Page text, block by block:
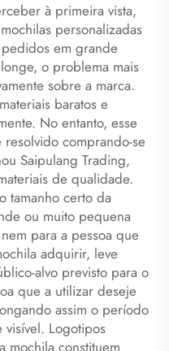
à primeira vista,
personalizadas
em grande
o problema mais
sobre a marca.
baratos e
No entanto, esse
comprando-se
Saipulang Trading,
de qualidade.
tamanho certo da
ou muito pequena
para a pessoa que
adquirir, leve
alvo previsto para o
que a utilizar deseje
assim o período
visível. Logotipos